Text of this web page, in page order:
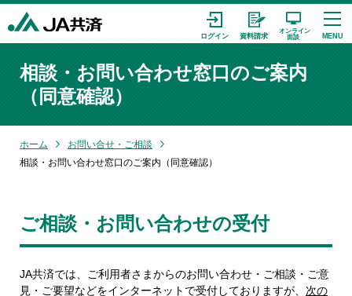
相談・お問い合わせ窓口のご案内
（同意確認）
ホーム
お問い合せ・ご相談
相談・お問い合わせ窓口のご案内（同意確認）
ご相談・お問い合わせの受付
JA共済では、ご利用者さまからのお問い合わせ・ご相談・ご意
見・ご要望などをインターネットで受付しておりますが、 次の